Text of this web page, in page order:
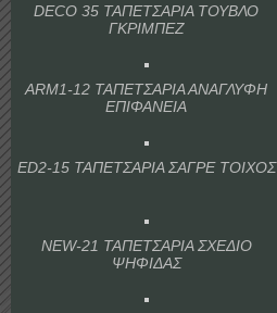
DECO 35 ΤΑΠΕΤΣΑΡΙΑ ΤΟΥΒΛΟ
ΓΚΡΙΜΠΕΖ
ARM1-12 ΤΑΠΕΤΣΑΡΙΑ ΑΝΑΓΛΥΦΗ
ΕΠΙΦΑΝΕΙΑ
ED2-15 ΤΑΠΕΤΣΑΡΙΑ ΣΑΓΡΕ ΤΟΙΧΟΣ
NEW-21 ΤΑΠΕΤΣΑΡΙΑ ΣΧΕΔΙΟ
ΨΗΦΙΔΑΣ